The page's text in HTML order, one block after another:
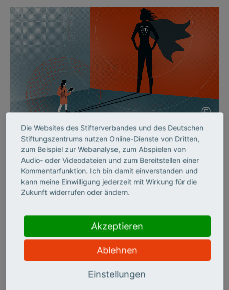
©
MINT-FACHKRÄFTE
Mädchen brauchen (nicht
nur) coole Vorbilder
wird, möchten Mädchen oft nur ungern mit scheinbar
uncoolem Zeug wie Informatik in Verbindung gebracht
werden. Helfen könnten positive Rollenvorbilder, meint die
Didaktikerin Nadine Bergner. Um den Hebel aber wirklich ganz
Die Websites des Stifterverbandes und des Deutschen
Stiftungszentrums nutzen Online-Dienste von Dritten,
zum Beispiel zur Webanalyse, zum Abspielen von
Audio- oder Videodateien und zum Bereitstellen einer
Kommentarfunktion. Ich bin damit einverstanden und
kann meine Einwilligung jederzeit mit Wirkung für die
Zukunft widerrufen oder ändern.
Akzeptieren
Ablehnen
Einstellungen